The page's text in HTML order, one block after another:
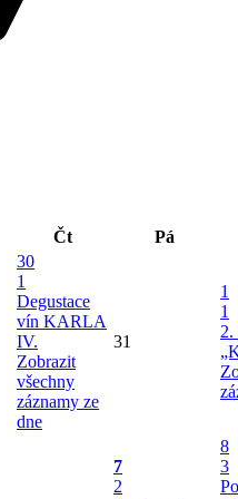
Čt Pá
30
1
Degustace
vín KARLA
IV.
Zobrazit
všechny
záznamy ze
dne
31
1
1
2.
7
2
8
3